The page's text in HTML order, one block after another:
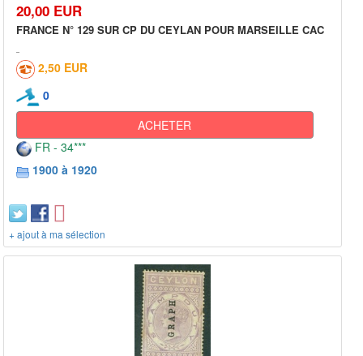
20,00 EUR
FRANCE N° 129 SUR CP DU CEYLAN POUR MARSEILLE CAC
2,50 EUR
0
ACHETER
FR - 34***
1900 à 1920
+ ajout à ma sélection